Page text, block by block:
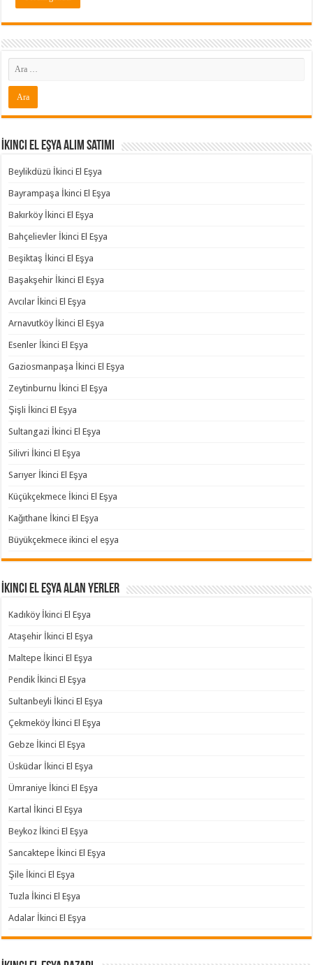
İkinci El Eşya Alım Satımı
Beylikdüzü İkinci El Eşya
Bayrampaşa İkinci El Eşya
Bakırköy İkinci El Eşya
Bahçelievler İkinci El Eşya
Beşiktaş İkinci El Eşya
Başakşehir İkinci El Eşya
Avcılar İkinci El Eşya
Arnavutköy İkinci El Eşya
Esenler İkinci El Eşya
Gaziosmanpaşa İkinci El Eşya
Zeytinburnu İkinci El Eşya
Şişli İkinci El Eşya
Sultangazi İkinci El Eşya
Silivri İkinci El Eşya
Sarıyer İkinci El Eşya
Küçükçekmece İkinci El Eşya
Kağıthane İkinci El Eşya
Büyükçekmece ikinci el eşya
İkinci El Eşya Alan Yerler
Kadıköy İkinci El Eşya
Ataşehir İkinci El Eşya
Maltepe İkinci El Eşya
Pendik İkinci El Eşya
Sultanbeyli İkinci El Eşya
Çekmeköy İkinci El Eşya
Gebze İkinci El Eşya
Üsküdar İkinci El Eşya
Ümraniye İkinci El Eşya
Kartal İkinci El Eşya
Beykoz İkinci El Eşya
Sancaktepe İkinci El Eşya
Şile İkinci El Eşya
Tuzla İkinci El Eşya
Adalar İkinci El Eşya